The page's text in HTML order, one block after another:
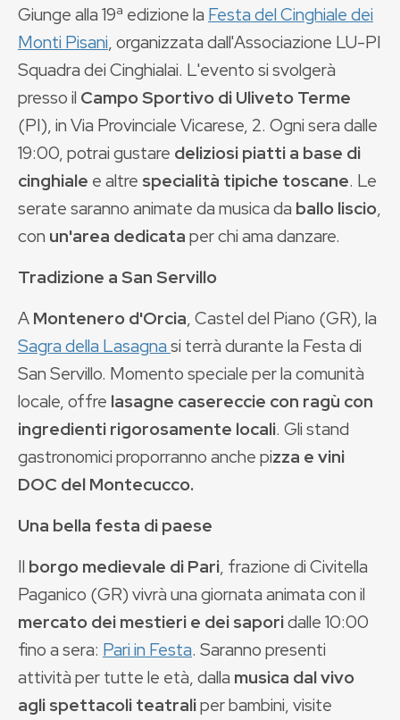
Giunge alla 19ª edizione la Festa del Cinghiale dei
Monti Pisani, organizzata dall'Associazione LU-PI
Squadra dei Cinghialai. L'evento si svolgerà
presso il Campo Sportivo di Uliveto Terme
(PI), in Via Provinciale Vicarese, 2. Ogni sera dalle
19:00, potrai gustare deliziosi piatti a base di
cinghiale e altre specialità tipiche toscane. Le
serate saranno animate da musica da ballo liscio,
con un'area dedicataper chi ama danzare.
Tradizione a San Servillo
AMontenero d'Orcia, Castel del Piano (GR), la
Sagra della Lasagnasi terrà durante la Festa di
San Servillo. Momento speciale per la comunità
locale, offre lasagne casereccie con ragù con
ingredienti rigorosamente locali. Gli stand
gastronomici proporranno anche pizza e vini
DOC del Montecucco.
Una bella festa di paese
Il borgo medievale diPari, frazione di Civitella
Paganico (GR) vivrà una giornata animata con il
mercato dei mestieri e dei saporidalle 10:00
fino a sera: Pari in Festa. Saranno presenti
attività per tutte le età, dalla musica dal vivo
agli spettacoli teatraliper bambini, visite